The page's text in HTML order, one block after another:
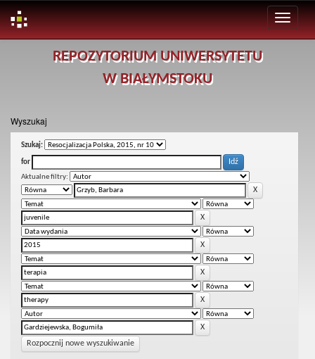
REPOZYTORIUM UNIWERSYTETU
W BIAŁYMSTOKU
Wyszukaj
Szukaj:
for
Aktualne filtry:
Rozpocznij nowe wyszukiwanie